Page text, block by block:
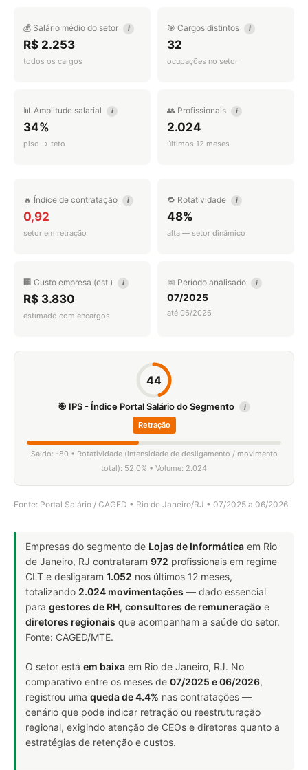
💰 Salário médio do setor i
R$ 2.253
todos os cargos
🎯 Cargos distintos i
32
ocupações no setor
📊 Amplitude salarial i
34%
piso → teto
👥 Profissionais i
2.024
últimos 12 meses
🔥 Índice de contratação i
0,92
setor em retração
🔁 Rotatividade i
48%
alta — setor dinâmico
🏢 Custo empresa (est.) i
R$ 3.830
estimado com encargos
📅 Período analisado i
07/2025
até 06/2026
44
🎯 IPS - Índice Portal Salário do Segmento i
Retração
Saldo: -80 • Rotatividade (intensidade de desligamento / movimento
total): 52,0% • Volume: 2.024
Fonte: Portal Salário / CAGED • Rio de Janeiro/RJ • 07/2025 a 06/2026
Empresas do segmento de Lojas de Informática em Rio
de Janeiro, RJ contrataram 972 profissionais em regime
CLT e desligaram 1.052 nos últimos 12 meses,
totalizando 2.024 movimentações — dado essencial
para gestores de RH, consultores de remuneração e
diretores regionais que acompanham a saúde do setor.
Fonte: CAGED/MTE.
O setor está em baixa em Rio de Janeiro, RJ. No
comparativo entre os meses de 07/2025 e 06/2026,
registrou uma queda de 4.4% nas contratações —
cenário que pode indicar retração ou reestruturação
regional, exigindo atenção de CEOs e diretores quanto a
estratégias de retenção e custos.